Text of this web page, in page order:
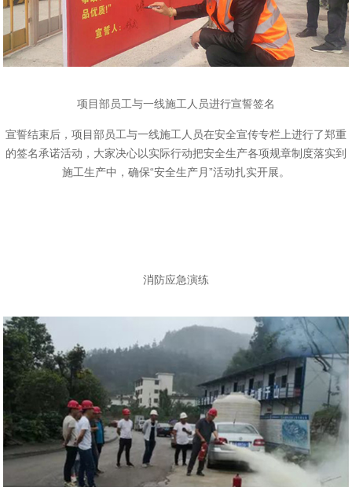
项目部员工与一线施工人员进行宣誓签名
宣誓结束后，项目部员工与一线施工人员在安全宣传专栏上进行了郑重
的签名承诺活动，大家决心以实际行动把安全生产各项规章制度落实到
施工生产中，确保“安全生产月”活动扎实开展。
消防应急演练